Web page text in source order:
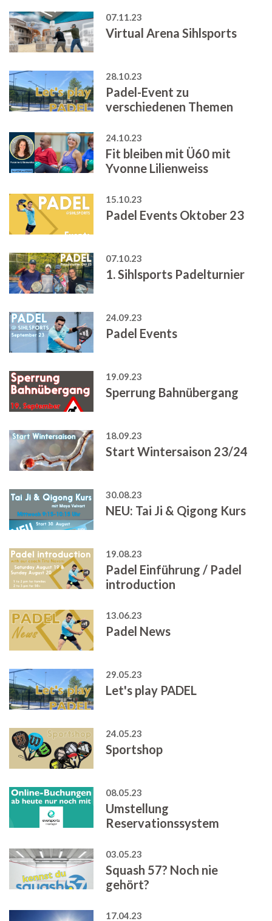
07.11.23
Virtual Arena Sihlsports
28.10.23
Padel-Event zu
verschiedenen Themen
24.10.23
Fit bleiben mit Ü60 mit
Yvonne Lilienweiss
15.10.23
Padel Events Oktober 23
07.10.23
1. Sihlsports Padelturnier
24.09.23
Padel Events
19.09.23
Sperrung Bahnübergang
18.09.23
Start Wintersaison 23/24
30.08.23
NEU: Tai Ji & Qigong Kurs
19.08.23
Padel Einführung / Padel
introduction
13.06.23
Padel News
29.05.23
Let's play PADEL
24.05.23
Sportshop
08.05.23
Umstellung
Reservationssystem
03.05.23
Squash 57? Noch nie
gehört?
17.04.23